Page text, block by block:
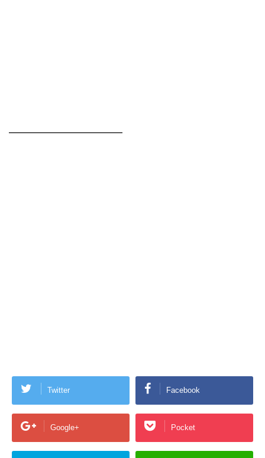
━━━━━━━━━━━━
Twitter Facebook
Google+ Pocket